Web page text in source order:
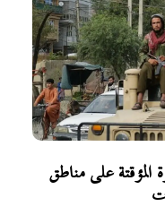
المؤقتة على مناطق